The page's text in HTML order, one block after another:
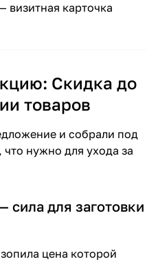
визитная карточка
Скидка до
товаров
и собрали под
нужно для ухода за
сила для заготовки
цена которой